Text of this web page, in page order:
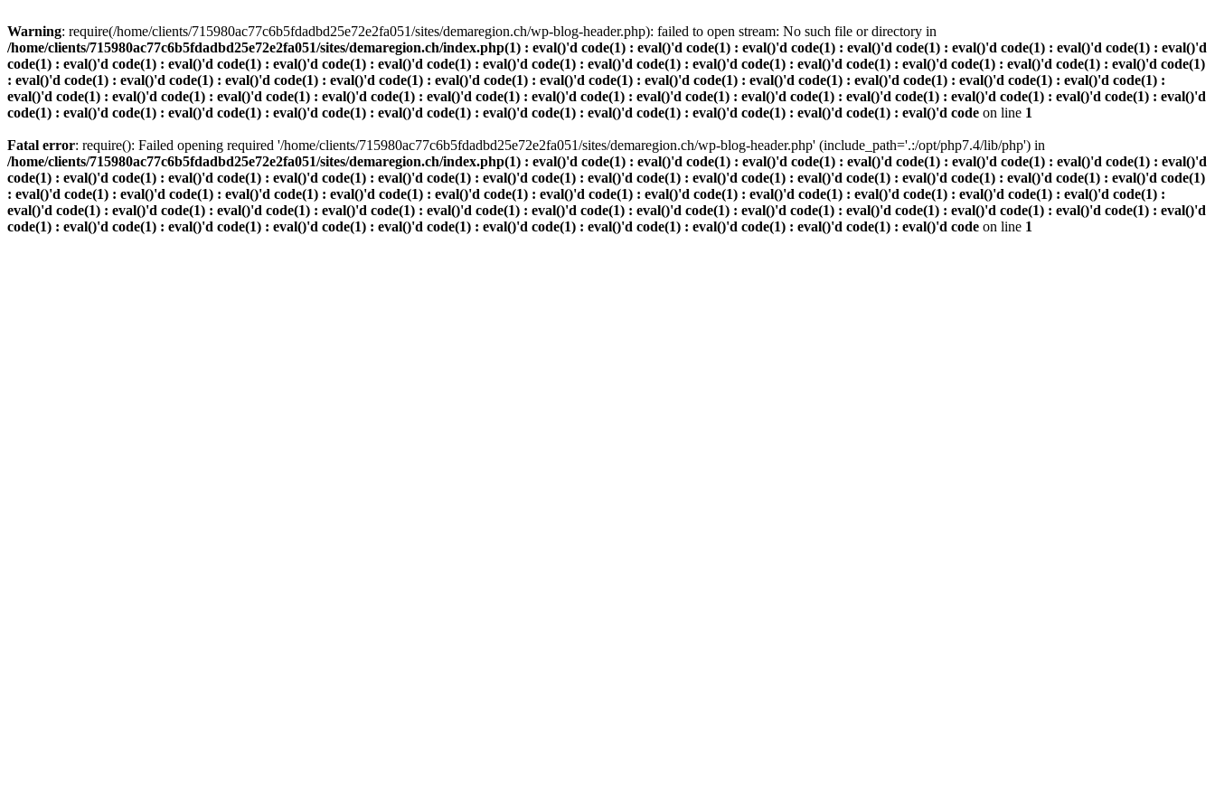
Warning: require(/home/clients/715980ac77c6b5fdadbd25e72e2fa051/sites/demaregion.ch/wp-blog-header.php): failed to open stream: No such file or directory in
/home/clients/715980ac77c6b5fdadbd25e72e2fa051/sites/demaregion.ch/index.php(1) : eval()'d code(1) : eval()'d code(1) : eval()'d code(1) : eval()'d code(1) : eval()'d code(1) : eval()'d code(1) : eval()'d
code(1) : eval()'d code(1) : eval()'d code(1) : eval()'d code(1) : eval()'d code(1) : eval()'d code(1) : eval()'d code(1) : eval()'d code(1) : eval()'d code(1) : eval()'d code(1) : eval()'d code(1) : eval()'d code(1)
: eval()'d code(1) : eval()'d code(1) : eval()'d code(1) : eval()'d code(1) : eval()'d code(1) : eval()'d code(1) : eval()'d code(1) : eval()'d code(1) : eval()'d code(1) : eval()'d code(1) : eval()'d code(1) :
eval()'d code(1) : eval()'d code(1) : eval()'d code(1) : eval()'d code(1) : eval()'d code(1) : eval()'d code(1) : eval()'d code(1) : eval()'d code(1) : eval()'d code(1) : eval()'d code(1) : eval()'d code(1) : eval()'d
code(1) : eval()'d code(1) : eval()'d code(1) : eval()'d code(1) : eval()'d code(1) : eval()'d code(1) : eval()'d code(1) : eval()'d code(1) : eval()'d code(1) : eval()'d code on line 1
Fatal error: require(): Failed opening required '/home/clients/715980ac77c6b5fdadbd25e72e2fa051/sites/demaregion.ch/wp-blog-header.php' (include_path='.:/opt/php7.4/lib/php') in
/home/clients/715980ac77c6b5fdadbd25e72e2fa051/sites/demaregion.ch/index.php(1) : eval()'d code(1) : eval()'d code(1) : eval()'d code(1) : eval()'d code(1) : eval()'d code(1) : eval()'d code(1) : eval()'d
code(1) : eval()'d code(1) : eval()'d code(1) : eval()'d code(1) : eval()'d code(1) : eval()'d code(1) : eval()'d code(1) : eval()'d code(1) : eval()'d code(1) : eval()'d code(1) : eval()'d code(1) : eval()'d code(1)
: eval()'d code(1) : eval()'d code(1) : eval()'d code(1) : eval()'d code(1) : eval()'d code(1) : eval()'d code(1) : eval()'d code(1) : eval()'d code(1) : eval()'d code(1) : eval()'d code(1) : eval()'d code(1) :
eval()'d code(1) : eval()'d code(1) : eval()'d code(1) : eval()'d code(1) : eval()'d code(1) : eval()'d code(1) : eval()'d code(1) : eval()'d code(1) : eval()'d code(1) : eval()'d code(1) : eval()'d code(1) : eval()'d
code(1) : eval()'d code(1) : eval()'d code(1) : eval()'d code(1) : eval()'d code(1) : eval()'d code(1) : eval()'d code(1) : eval()'d code(1) : eval()'d code(1) : eval()'d code on line 1